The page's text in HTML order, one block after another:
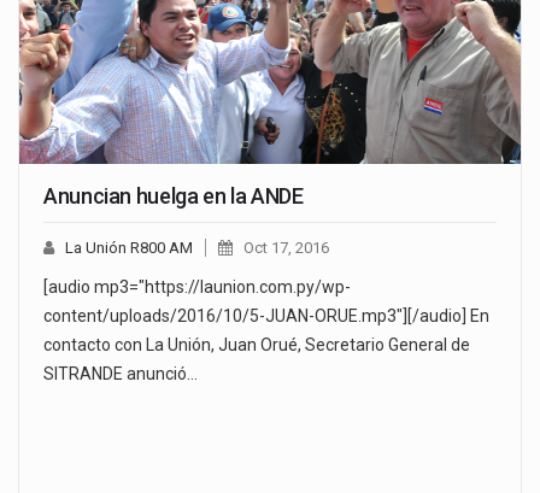
Anuncian huelga en la ANDE
La Unión R800 AM Oct 17, 2016
[audio mp3="https://launion.com.py/wp-
content/uploads/2016/10/5-JUAN-ORUE.mp3"][/audio] En
contacto con La Unión, Juan Orué, Secretario General de
SITRANDE anunció…